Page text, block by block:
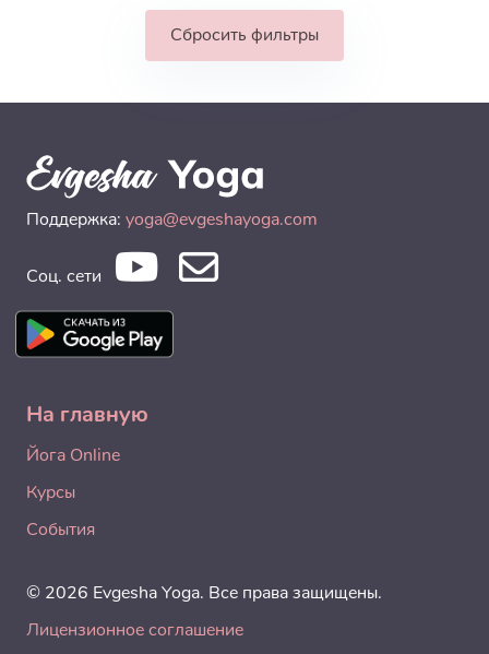
Сбросить фильтры
Поддержка: yoga@evgeshayoga.com
Соц. сети
На главную
Йога Online
Курсы
События
© 2026 Evgesha Yoga. Все права защищены.
Лицензионное соглашение